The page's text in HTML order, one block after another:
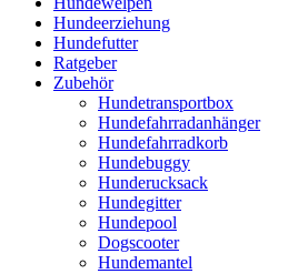
Hundeerziehung
Hundefutter
Ratgeber
Zubehör
Hundetransportbox
Hundefahrradanhänger
Hundefahrradkorb
Hundebuggy
Hunderucksack
Hundegitter
Hundepool
Dogscooter
Hundemantel